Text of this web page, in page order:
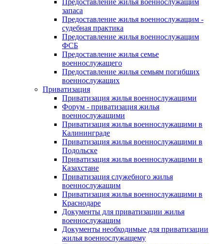
Предоставление жилья военнослужащим
запаса
Предоставление жилья военнослужащим -
судебная практика
Предоставление жилья военнослужащим
ФСБ
Предоставление жилья семье
военнослужащего
Предоставление жилья семьям погибших
военнослужащих
Приватизация
Приватизация жилья военнослужащими
Форум - приватизация жилья
военнослужащими
Приватизация жилья военнослужащими в
Калининграде
Приватизация жилья военнослужащими в
Подольске
Приватизация жилья военнослужащими в
Казахстане
Приватизация служебного жилья
военнослужащим
Приватизация жилья военнослужащими в
Краснодаре
Документы для приватизации жилья
военнослужащим
Документы необходимые для приватизации
жилья военнослужащему